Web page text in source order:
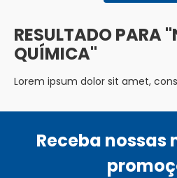
QUÍMICA
Lorem ipsum dolor sit amet,
Receba nossas